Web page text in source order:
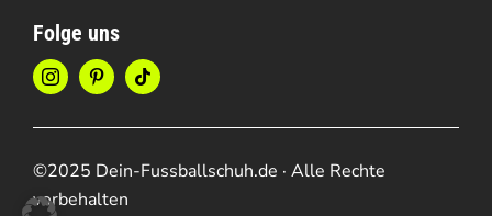
Folge uns
©2025 Dein-Fussballschuh.de · Alle Rechte
vorbehalten